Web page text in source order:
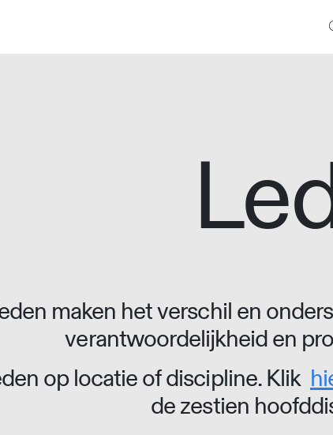
maken het verschil en
verantwoordelijkheid en
op locatie of discipline. Klik
de zestien